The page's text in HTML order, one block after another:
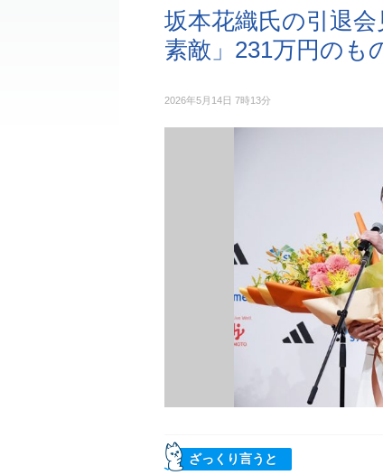
坂本花織氏の引退
素敵」231万円のも
2026年5月14日 7時13分
ざっくり言うと